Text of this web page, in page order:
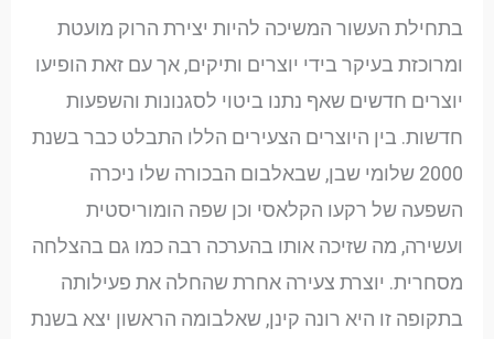
בתחילת העשור המשיכה להיות יצירת הרוק מועטת
ומרוכזת בעיקר בידי יוצרים ותיקים, אך עם זאת הופיעו
יוצרים חדשים שאף נתנו ביטוי לסגנונות והשפעות
חדשות. בין היוצרים הצעירים הללו התבלט כבר בשנת
2000 שלומי שבן, שבאלבום הבכורה שלו ניכרה
השפעה של רקעו הקלאסי וכן שפה הומוריסטית
ועשירה, מה שזיכה אותו בהערכה רבה כמו גם בהצלחה
מסחרית. יוצרת צעירה אחרת שהחלה את פעילותה
בתקופה זו היא רונה קינן, שאלבומה הראשון יצא בשנת